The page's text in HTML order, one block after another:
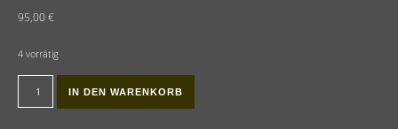
95,00€
4 vorrätig
31.01.21 Herten Menge
IN DEN WARENKORB